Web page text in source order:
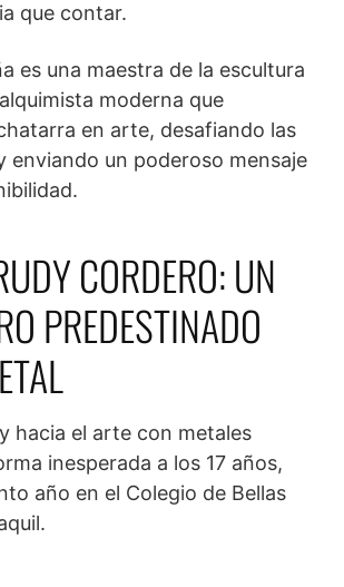
que contar.
es una maestra de la escultura
moderna que
en arte, desafiando las
enviando un poderoso mensaje
CORDERO: UN
PREDESTINADO
hacia el arte con metales
inesperada a los 17 años,
año en el Colegio de Bellas